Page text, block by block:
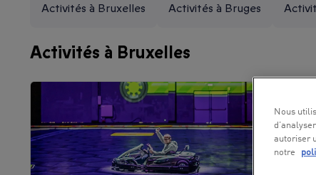
Activités à Bruxelles Activités à Bruges
Activités à Bruxelles
Nous
autoriser
notre